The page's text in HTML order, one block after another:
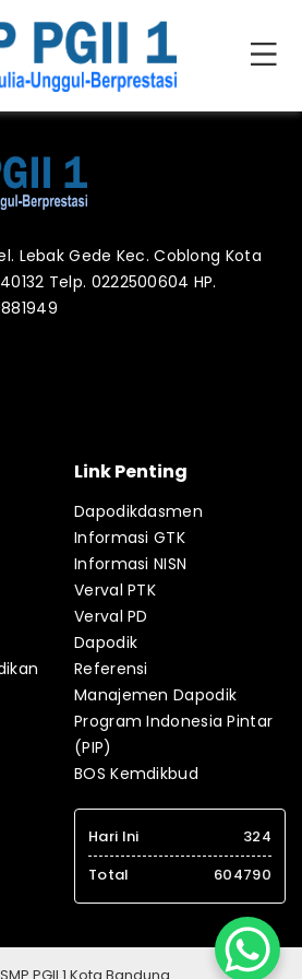
Lebak Gede Kec. Coblong Kota
Telp. 0222500604 HP.
Link Penting
Dapodikdasmen
Informasi GTK
Informasi NISN
Verval PTK
Verval PD
Dapodik
Referensi
Manajemen Dapodik
Program Indonesia Pintar
(PIP)
BOS Kemdikbud
Hari Ini
324
Total
604790